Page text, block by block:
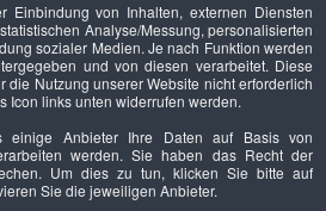
Nachhaltigkeit
Deutscher
Fachgutachter e.V..
Einbindung von Inhalten, externen Diensten
Analyse/Messung, personalisierten
sozialer Medien. Je nach Funktion werden
und von diesen verarbeitet. Diese
die Nutzung unserer Website nicht erforderlich
Icon links unten widerrufen werden.
einige Anbieter Ihre Daten auf Basis von
werden. Sie haben das Recht der
Um dies zu tun, klicken Sie bitte auf
Sie die jeweiligen Anbieter.